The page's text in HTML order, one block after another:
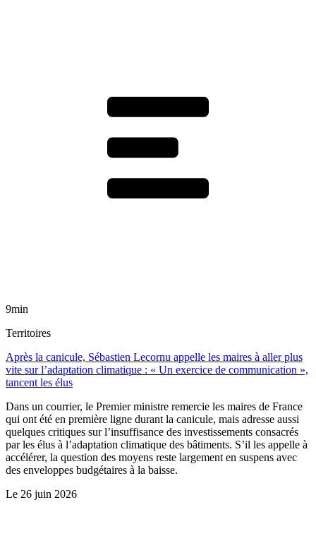
9min
Territoires
Après la canicule, Sébastien Lecornu appelle les maires à aller plus
vite sur l’adaptation climatique : « Un exercice de communication »,
tancent les élus
Dans un courrier, le Premier ministre remercie les maires de France
qui ont été en première ligne durant la canicule, mais adresse aussi
quelques critiques sur l’insuffisance des investissements consacrés
par les élus à l’adaptation climatique des bâtiments. S’il les appelle à
accélérer, la question des moyens reste largement en suspens avec
des enveloppes budgétaires à la baisse.
Le 26 juin 2026